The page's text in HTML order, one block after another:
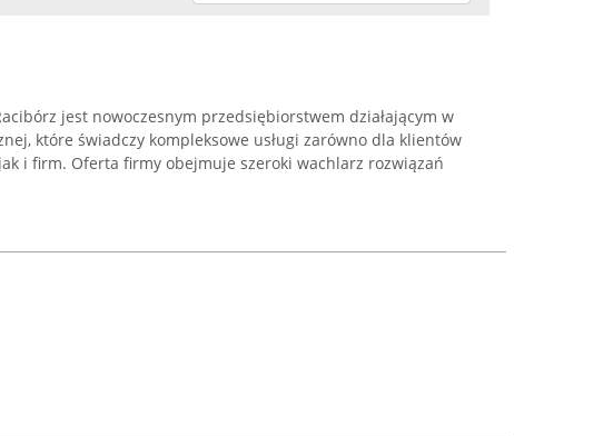
jest nowoczesnym przedsiębiorstwem działającym w
które świadczy kompleksowe usługi zarówno dla klientów
i firm. Oferta firmy obejmuje szeroki wachlarz rozwiązań